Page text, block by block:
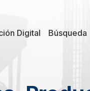
Digital Búsqueda